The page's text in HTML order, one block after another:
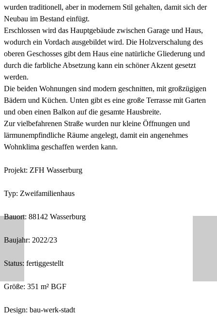
wurden traditionell, aber in modernem Stil gehalten, damit sich der
Neubau im Bestand einfügt.
Erschlossen wird das Hauptgebäude zwischen Garage und Haus,
wodurch ein Vordach ausgebildet wird. Die Holzverschalung des
oberen Geschosses gibt dem Haus eine natürliche Gliederung und
durch die farbliche Absetzung kann ein schöner Akzent gesetzt
werden.
Die beiden Wohnungen sind modern geschnitten, mit großzügigen
Bädern und Küchen. Unten gibt es eine große Terrasse mit Garten
und oben einen Balkon auf die gesamte Hausbreite.
Zur vielbefahrenen Straße wurden nur kleine Öffnungen und
lärmunempfindliche Räume angelegt, damit ein angenehmes
Wohnklima geschaffen werden kann.
Projekt: ZFH Wasserburg
Typ: Zweifamilienhaus
Bauort: 88142 Wasserburg
Baujahr: 2022/23
Status: fertiggestellt
Größe: 351 m² BGF
Design: bau-werk-stadt